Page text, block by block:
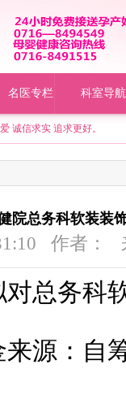
名医专栏 科室导航
诚信求实 追求更好。
院总务科软装装
作者：
总务科
源：自